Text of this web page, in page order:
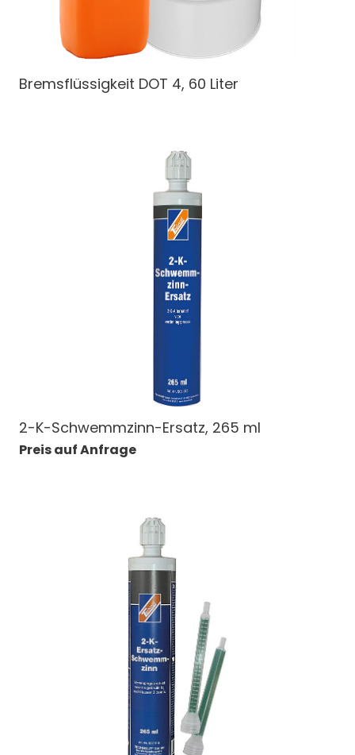
Bremsflüssigkeit DOT 4, 60 Liter
2-K-Schwemmzinn-Ersatz, 265 ml
Preis auf Anfrage